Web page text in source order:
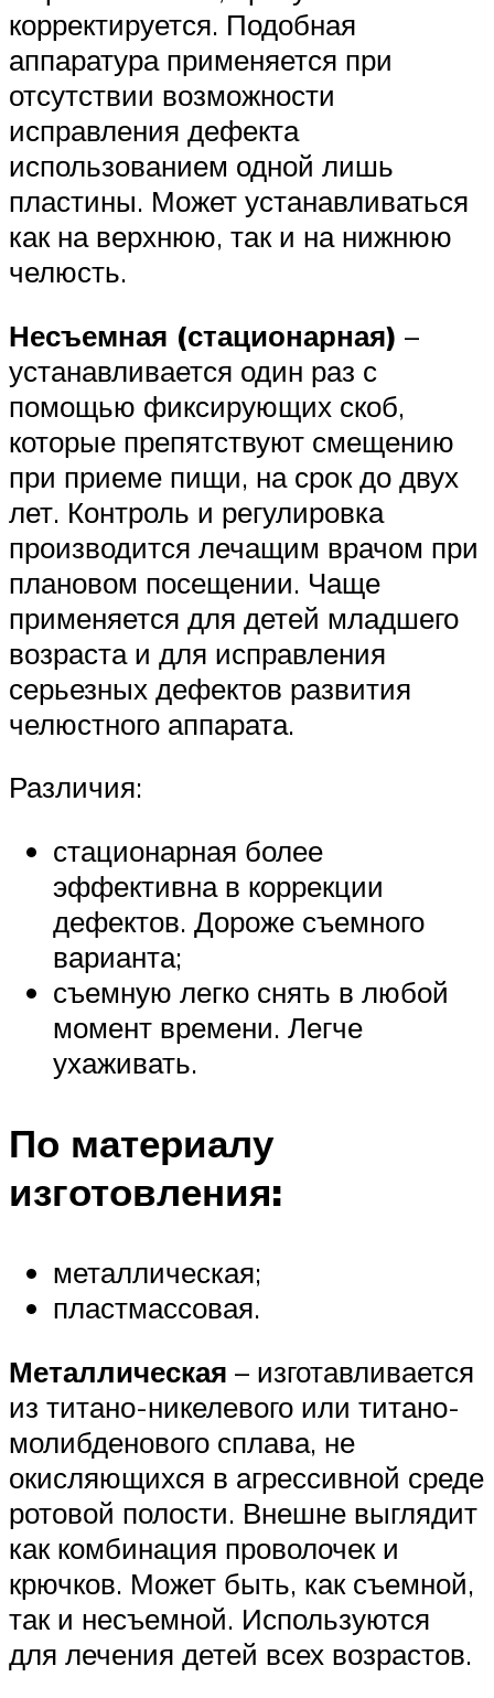
корректируется. Подобная
аппаратура применяется при
отсутствии возможности
исправления дефекта
использованием одной лишь
пластины. Может устанавливаться
как на верхнюю, так и на нижнюю
челюсть.
Несъемная (стационарная) –
устанавливается один раз с
помощью фиксирующих скоб,
которые препятствуют смещению
при приеме пищи, на срок до двух
лет. Контроль и регулировка
производится лечащим врачом при
плановом посещении. Чаще
применяется для детей младшего
возраста и для исправления
серьезных дефектов развития
челюстного аппарата.
Различия:
стационарная более
эффективна в коррекции
дефектов. Дороже съемного
варианта;
съемную легко снять в любой
момент времени. Легче
ухаживать.
По материалу
изготовления:
металлическая;
пластмассовая.
Металлическая – изготавливается
из титано-никелевого или титано-
молибденового сплава, не
окисляющихся в агрессивной среде
ротовой полости. Внешне выглядит
как комбинация проволочек и
крючков. Может быть, как съемной,
так и несъемной. Используются
для лечения детей всех возрастов.